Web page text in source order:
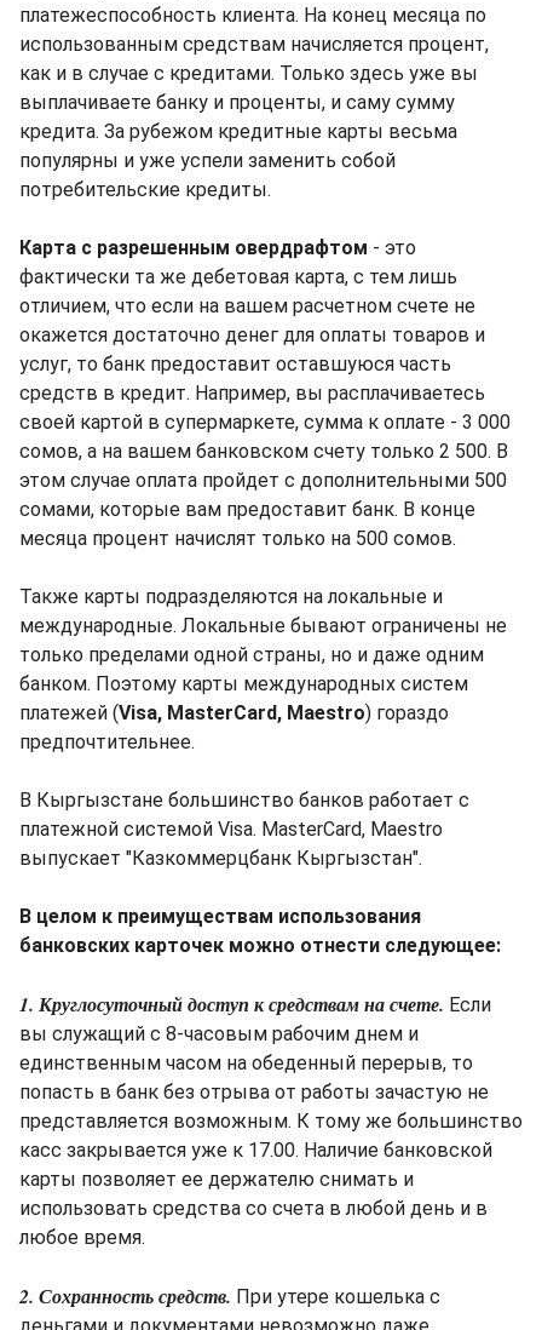
платежеспособность клиента. На конец месяца по
использованным средствам начисляется процент,
как и в случае с кредитами. Только здесь уже вы
выплачиваете банку и проценты, и саму сумму
кредита. За рубежом кредитные карты весьма
популярны и уже успели заменить собой
потребительские кредиты.
Карта с разрешенным овердрафтом - это
фактически та же дебетовая карта, с тем лишь
отличием, что если на вашем расчетном счете не
окажется достаточно денег для оплаты товаров и
услуг, то банк предоставит оставшуюся часть
средств в кредит. Например, вы расплачиваетесь
своей картой в супермаркете, сумма к оплате - 3 000
сомов, а на вашем банковском счету только 2 500. В
этом случае оплата пройдет с дополнительными 500
сомами, которые вам предоставит банк. В конце
месяца процент начислят только на 500 сомов.
Также карты подразделяются на локальные и
международные. Локальные бывают ограничены не
только пределами одной страны, но и даже одним
банком. Поэтому карты международных систем
платежей (Visa, MasterCard, Maestro) гораздо
предпочтительнее.
В Кыргызстане большинство банков работает с
платежной системой Visa. MasterCard, Maestro
выпускает "Казкоммерцбанк Кыргызстан".
В целом к преимуществам использования
банковских карточек можно отнести следующее:
1. Круглосуточный доступ к средствам на счете. Если
вы служащий с 8-часовым рабочим днем и
единственным часом на обеденный перерыв, то
попасть в банк без отрыва от работы зачастую не
представляется возможным. К тому же большинство
касс закрывается уже к 17.00. Наличие банковской
карты позволяет ее держателю снимать и
использовать средства со счета в любой день и в
любое время.
2. Сохранность средств. При утере кошелька с
деньгами и документами невозможно даже